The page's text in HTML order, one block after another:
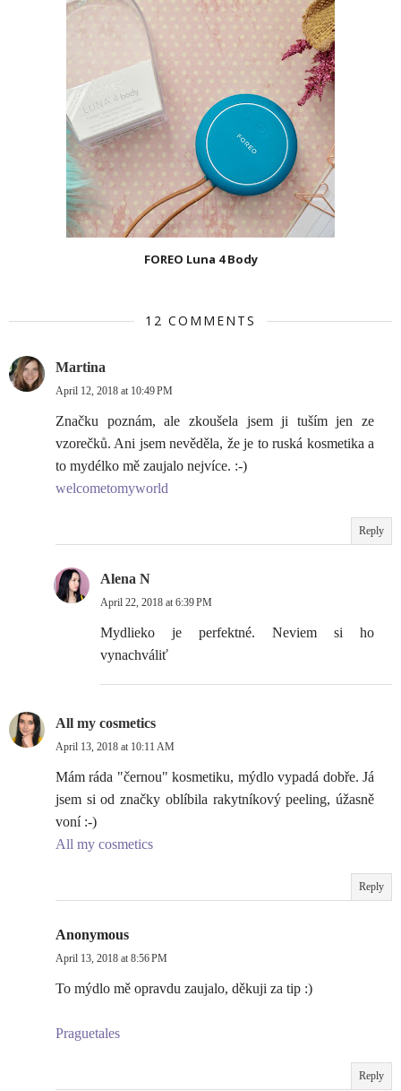
FOREO Luna 4 Body
12 COMMENTS
Martina
April 12, 2018 at 10:49 PM
Značku poznám, ale zkoušela jsem ji tuším jen ze
vzorečků. Ani jsem nevěděla, že je to ruská kosmetika a
to mydélko mě zaujalo nejvíce. :-)
welcometomyworld
Reply
Alena N
April 22, 2018 at 6:39 PM
Mydlieko je perfektné. Neviem si ho
vynachváliť
All my cosmetics
April 13, 2018 at 10:11 AM
Mám ráda "černou" kosmetiku, mýdlo vypadá dobře. Já
jsem si od značky oblíbila rakytníkový peeling, úžasně
voní :-)
All my cosmetics
Reply
Anonymous
April 13, 2018 at 8:56 PM
To mýdlo mě opravdu zaujalo, děkuji za tip :)
Praguetales
Reply